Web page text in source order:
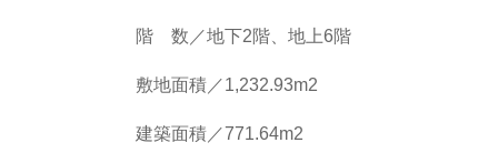
階 数／地下2階、地上6階
敷地面積／1,232.93m2
建築面積／771.64m2